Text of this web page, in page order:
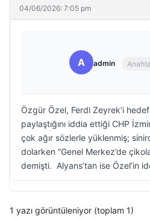
04/06/2026: 7:05 pm
A admin
Özgür Özel, Ferdi Zeyrek’i
paylaştığını iddia ettiği CHP
çok ağır sözlerle yüklenmiş;
dolarken “Genel Merkez’de
demişti. Alyans’tan ise Özel’in
1 yazı görüntüleniyor (toplam 1)